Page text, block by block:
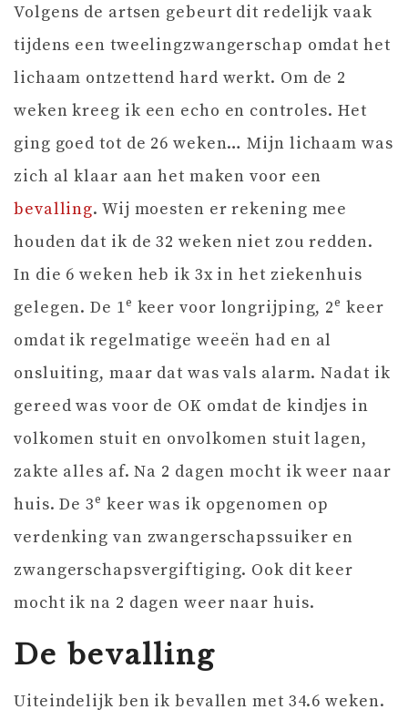
Volgens de artsen gebeurt dit redelijk vaak
tijdens een tweelingzwangerschap omdat het
lichaam ontzettend hard werkt. Om de 2
weken kreeg ik een echo en controles. Het
ging goed tot de 26 weken… Mijn lichaam was
zich al klaar aan het maken voor een
bevalling. Wij moesten er rekening mee
houden dat ik de 32 weken niet zou redden.
In die 6 weken heb ik 3x in het ziekenhuis
gelegen. De 1e keer voor longrijping, 2e keer
omdat ik regelmatige weeën had en al
onsluiting, maar dat was vals alarm. Nadat ik
gereed was voor de OK omdat de kindjes in
volkomen stuit en onvolkomen stuit lagen,
zakte alles af. Na 2 dagen mocht ik weer naar
huis. De 3e keer was ik opgenomen op
verdenking van zwangerschapssuiker en
zwangerschapsvergiftiging. Ook dit keer
mocht ik na 2 dagen weer naar huis.
De bevalling
Uiteindelijk ben ik bevallen met 34.6 weken.